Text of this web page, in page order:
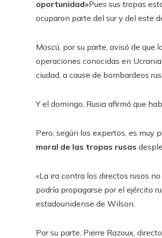
oportunidad»Pues sus tropas
ocuparon parte del sur y del este
Moscú, por su parte, avisó de
operaciones conocidas en
ciudad, a cause de bombardeos
Y el domingo, Rusia afirmó que
Pero, según los expertos, es muy
moral de las tropas rusas
«La ira contra los directos rusos
podría propagarse por el ejército
estadounidense de Wilson.
Por su parte, Pierre Razoux,